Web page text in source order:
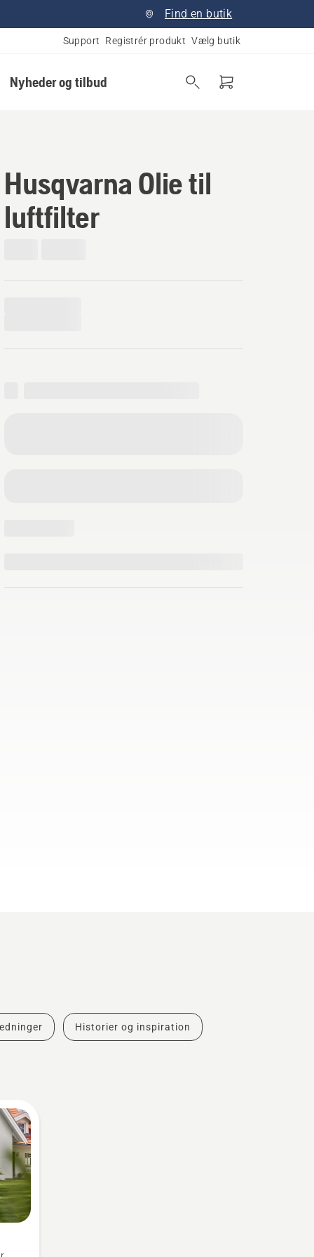
Find en butik
Support Registrér produkt Vælg butik
Nyheder og tilbud
Husqvarna Olie til
luftfilter
Historier og inspiration